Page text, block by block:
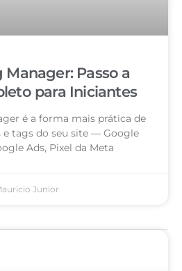
Manager: Passo a
para Iniciantes
é a forma mais prática de
tags do seu site — Google
Ads, Pixel da Meta
Junior